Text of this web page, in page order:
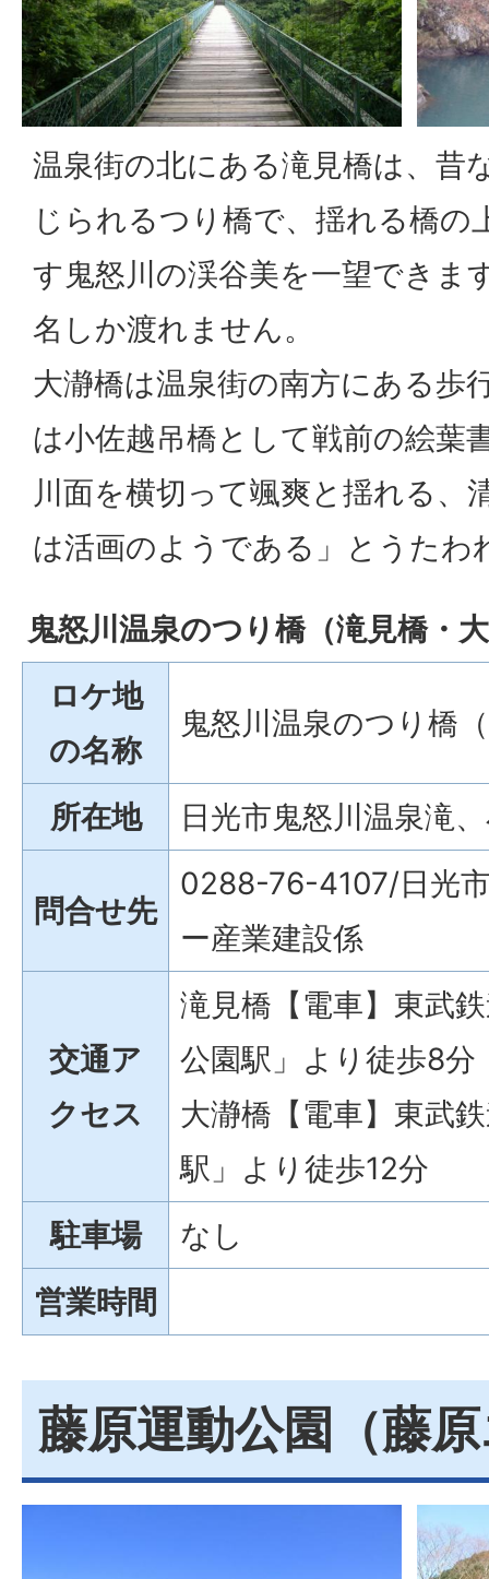
温泉街の北にある滝見橋は、昔
じられるつり橋で、揺れる橋の
す鬼怒川の渓谷美を一望できま
名しか渡れません。
大瀞橋は温泉街の南方にある歩
は小佐越吊橋として戦前の絵葉
川面を横切って颯爽と揺れる、
は活画のようである」とうたわ
鬼怒川温泉のつり橋（滝見橋・
ロケ地
の名称
鬼怒川温泉のつり橋
所在地 日光市鬼怒川温泉滝
問合せ先
0288-76-4107/日光
ー産業建設係
交通ア
クセス
滝見橋【電車】東武
公園駅」より徒歩8分
大瀞橋【電車】東武
駅」より徒歩12分
駐車場
なし
営業時間
藤原運動公園（藤